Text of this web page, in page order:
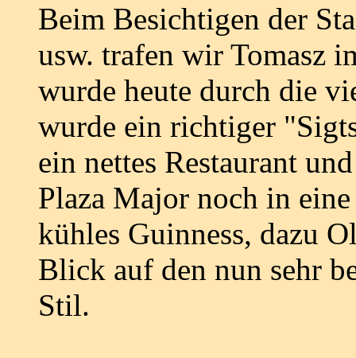
Beim Besichtigen der
usw. trafen wir Tomasz
wurde heute durch die
wurde ein richtiger
ein nettes Restaurant
Plaza Major noch in
kühles Guinness, dazu
Blick auf den nun sehr
Stil.